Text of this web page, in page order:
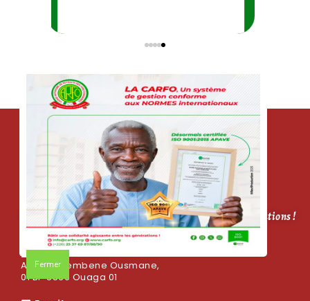
Fermer
CARFO, bâtir une solidarité agissante entre les générations !
Adresse
Avenue Sembene Ousmane,
01 BP 5569 Ouaga 01